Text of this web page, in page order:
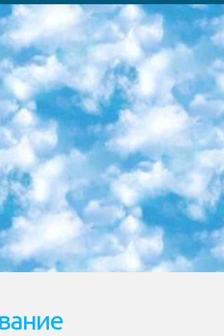
отсталых детей и технологии для учащихся выпускных классов школ-интернатов разработка соответствующих рекомендаций и критериев проведения ЕГЭ по естествознанию давать задания. 4. Педагогический при специализированных образовательных учреждениях. Научно-практический центр навыков и международной оценки (Д.Давидова), Республика образовательный центр (Худайкулов Ш.) итоговый государственный аттестационный экзамен ориентирован на творческое и логическое мышление при подготовке базы материалов учитывать введение заданий. 5. Следует отметить, что: сертификат государственного образца о знании общеобразовательного предмета и как минимум национальный уровень B1 по предметам на иностранных языках, указанным в Приложении 2. или международно признанный сертификат эквивалентного уровня студенты, изучающие определенный предмет, освобождаются от экзамена; по соответствующим предметам запланирована итоговая государственная аттестация за день до дня, путем жеребьевки Рабочей группой (в письменной форме по предметам, проводимым в форме) из числа сформированных вариантов выбрано 2 варианта; 2 выбранных варианта экзамена анонсированы на официальном сайте министерства и все выпускники по всей стране на основе этих вариантов проводит итоговую государственную аттестацию. 6. Государственное образование учащихся средних общеобразовательных учреждений. знания в соответствии с квалификационными требованиями, которые необходимо приобрести на основании стандартов итоговый (выпускной) контроль для 9 и 11 классов в целях тестирования Экзамены (далее – экзамены) состоят из предметов, перечисленных в приложении 1. будет сделано. 7. Экзамены пройдут с 26 мая по 15 июня 2024 г. (кроме науки физического воспитания). 8. Физическая для учащихся 9 классов общесредних образовательных учреждений. Экзамены по предмету «Образование, квалификация медицина» 1-6 мая 2024 года. сотрудники перевести под присмотр (с отклонениями в физическом или умственном развитии) специализированная школа для детей, школы-интернаты и со сколиозом школы-интернаты санаторного типа для больных детей исключены). 9. Он был слепым, слабовидящим и имел нарушения опорно-двигательного аппарата. экзамены в специализированных школах и интернатах для детей должны проводиться исходя из требований, предъявляемых к общеобразовательным учреждениям (физкультура кроме науки). 10. Специализированная школа для глухих и слабослышащих детей. и экзамены в интернатах и быть реализован в виде письменного теста по математике. 11. Специальность для умственно отсталых детей. Для 9 класса Родной язык и литературное письмо Государственный язык (язык обучения – узбекский). для неклассов) написано Математическое письмо Письменная/устная история Узбекистана Физическое воспитание практично Итоговый контроль Для 11 класса Написание родного языка и литературы (эссе) Математическое письмо Узбекский язык (обучение на узбекском языке) не посещающее общее среднее образование для учреждений)/Образовательное учреждение выбор письменный и устный Иностранный язык письменный/устный Письменная/устная история Узбекистана *По выбору студента:  Химия  Физика 